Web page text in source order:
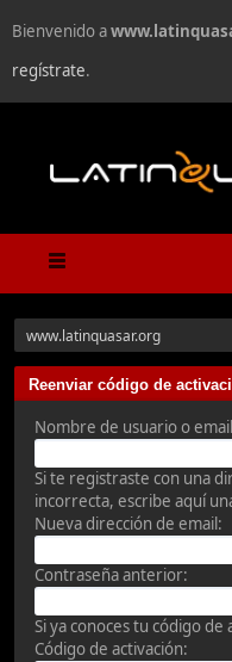
Bienvenido a
regístrate.
www.latinquasar.org
Reenviar código de
Nombre de usuario o
Si te registraste con una
incorrecta, escribe aquí
Nueva dirección de email:
Contraseña anterior:
Si ya conoces tu código
Código de activación: